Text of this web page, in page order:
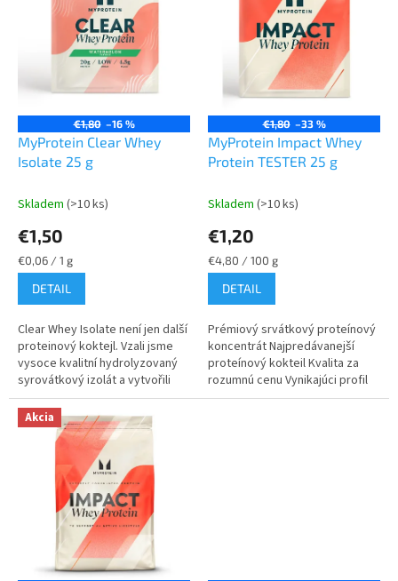
€1,80 –16 %
MyProtein Clear Whey
Isolate 25 g
Skladem (>10 ks)
€1,50
Jednotková
cena:
€0,06 / 1 g
DETAIL
Clear Whey Isolate není jen další
proteinový koktejl. Vzali jsme
vysoce kvalitní hydrolyzovaný
syrovátkový izolát a vytvořili
lehkou a osvěžující alternativu,
která je více...
€1,80 –33 %
MyProtein Impact Whey
Protein TESTER 25 g
Skladem (>10 ks)
€1,20
Jednotková
cena:
€4,80 / 100 g
DETAIL
Prémiový srvátkový proteínový
koncentrát Najpredávanejší
proteínový kokteil Kvalita za
rozumnú cenu Vynikajúci profil
aminokyselín Ideálny na
Akcia